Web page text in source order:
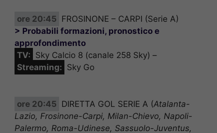
ore 20:45 FROSINONE – CARPI (Serie A)
> Probabili formazioni, pronostico e
approfondimento
TV: Sky Calcio 8 (canale 258 Sky) –
Streaming: Sky Go
ore 20:45 DIRETTA GOL SERIE A (Atalanta-
Lazio, Frosinone-Carpi, Milan-Chievo, Napoli-
Palermo, Roma-Udinese, Sassuolo-Juventus,